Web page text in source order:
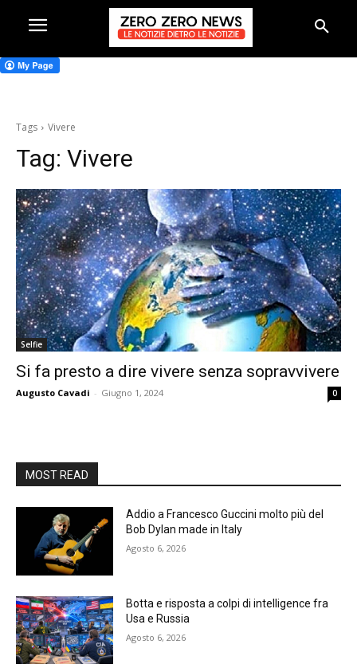
Tags Vivere
Tag: Vivere
Selfie
Si fa presto a dire vivere senza sopravvivere
Augusto Cavadi - Giugno 1, 2024 0
MOST READ
Addio a Francesco Guccini molto più del
Bob Dylan made in Italy
Agosto 6, 2026
Botta e risposta a colpi di intelligence fra
Usa e Russia
Agosto 6, 2026